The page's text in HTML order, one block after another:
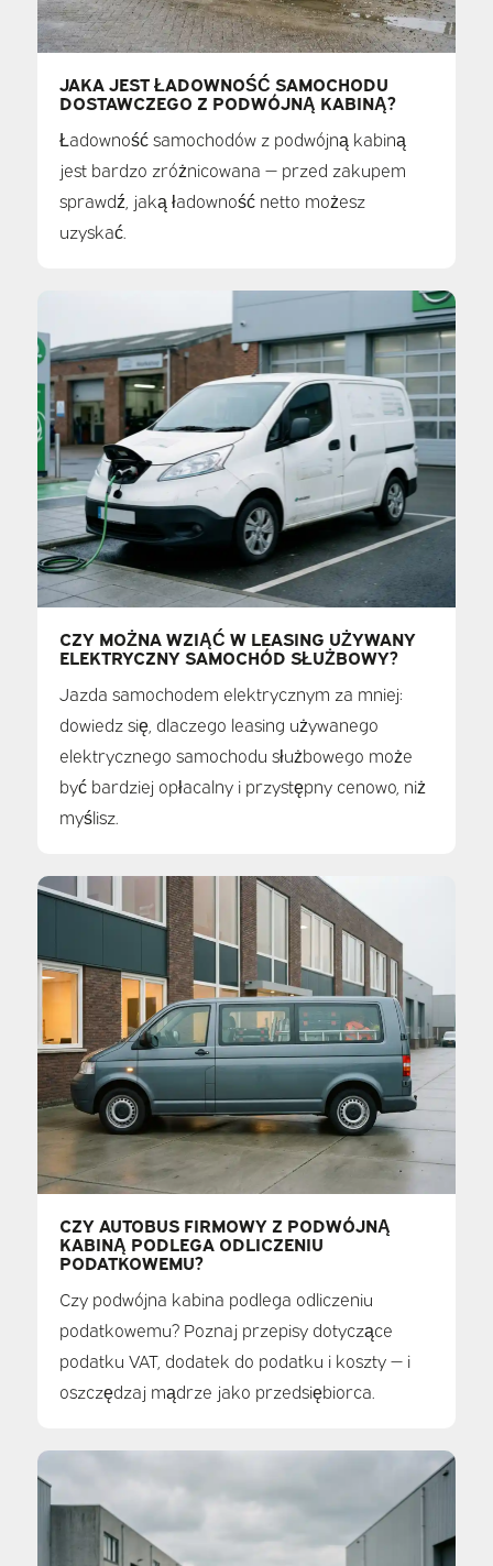
JAKA JEST ŁADOWNOŚĆ SAMOCHODU
DOSTAWCZEGO Z PODWÓJNĄ KABINĄ?
Ładowność samochodów z podwójną kabiną
jest bardzo zróżnicowana — przed zakupem
sprawdź, jaką ładowność netto możesz
uzyskać.
CZY MOŻNA WZIĄĆ W LEASING UŻYWANY
ELEKTRYCZNY SAMOCHÓD SŁUŻBOWY?
Jazda samochodem elektrycznym za mniej:
dowiedz się, dlaczego leasing używanego
elektrycznego samochodu służbowego może
być bardziej opłacalny i przystępny cenowo, niż
myślisz.
CZY AUTOBUS FIRMOWY Z PODWÓJNĄ
KABINĄ PODLEGA ODLICZENIU
PODATKOWEMU?
Czy podwójna kabina podlega odliczeniu
podatkowemu? Poznaj przepisy dotyczące
podatku VAT, dodatek do podatku i koszty — i
oszczędzaj mądrze jako przedsiębiorca.